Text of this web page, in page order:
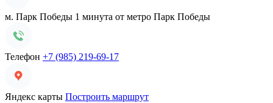
м. Парк Победы 1 минута от метро Парк Победы
Телефон +7 (985) 219-69-17
Яндекс карты Построить маршрут